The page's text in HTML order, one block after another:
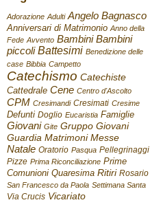
Adorazione Adulti Angelo Bagnasco
Anniversari di Matrimonio Anno della
Fede Avvento Bambini Bambini
piccoli Battesimi Benedizione delle
case Bibbia Campetto
Catechismo Catechiste
Cattedrale Cene Centro d'Ascolto
CPM Cresimandi Cresimati Cresime
Defunti Doglio Eucaristia Famiglie
Giovani Gite Gruppo Giovani
Guardia Matrimoni Messe
Natale Oratorio Pasqua Pellegrinaggi
Pizze Prima Riconciliazione Prime
Comunioni Quaresima Ritiri Rosario
San Francesco da Paola Settimana Santa
Via Crucis Vicariato